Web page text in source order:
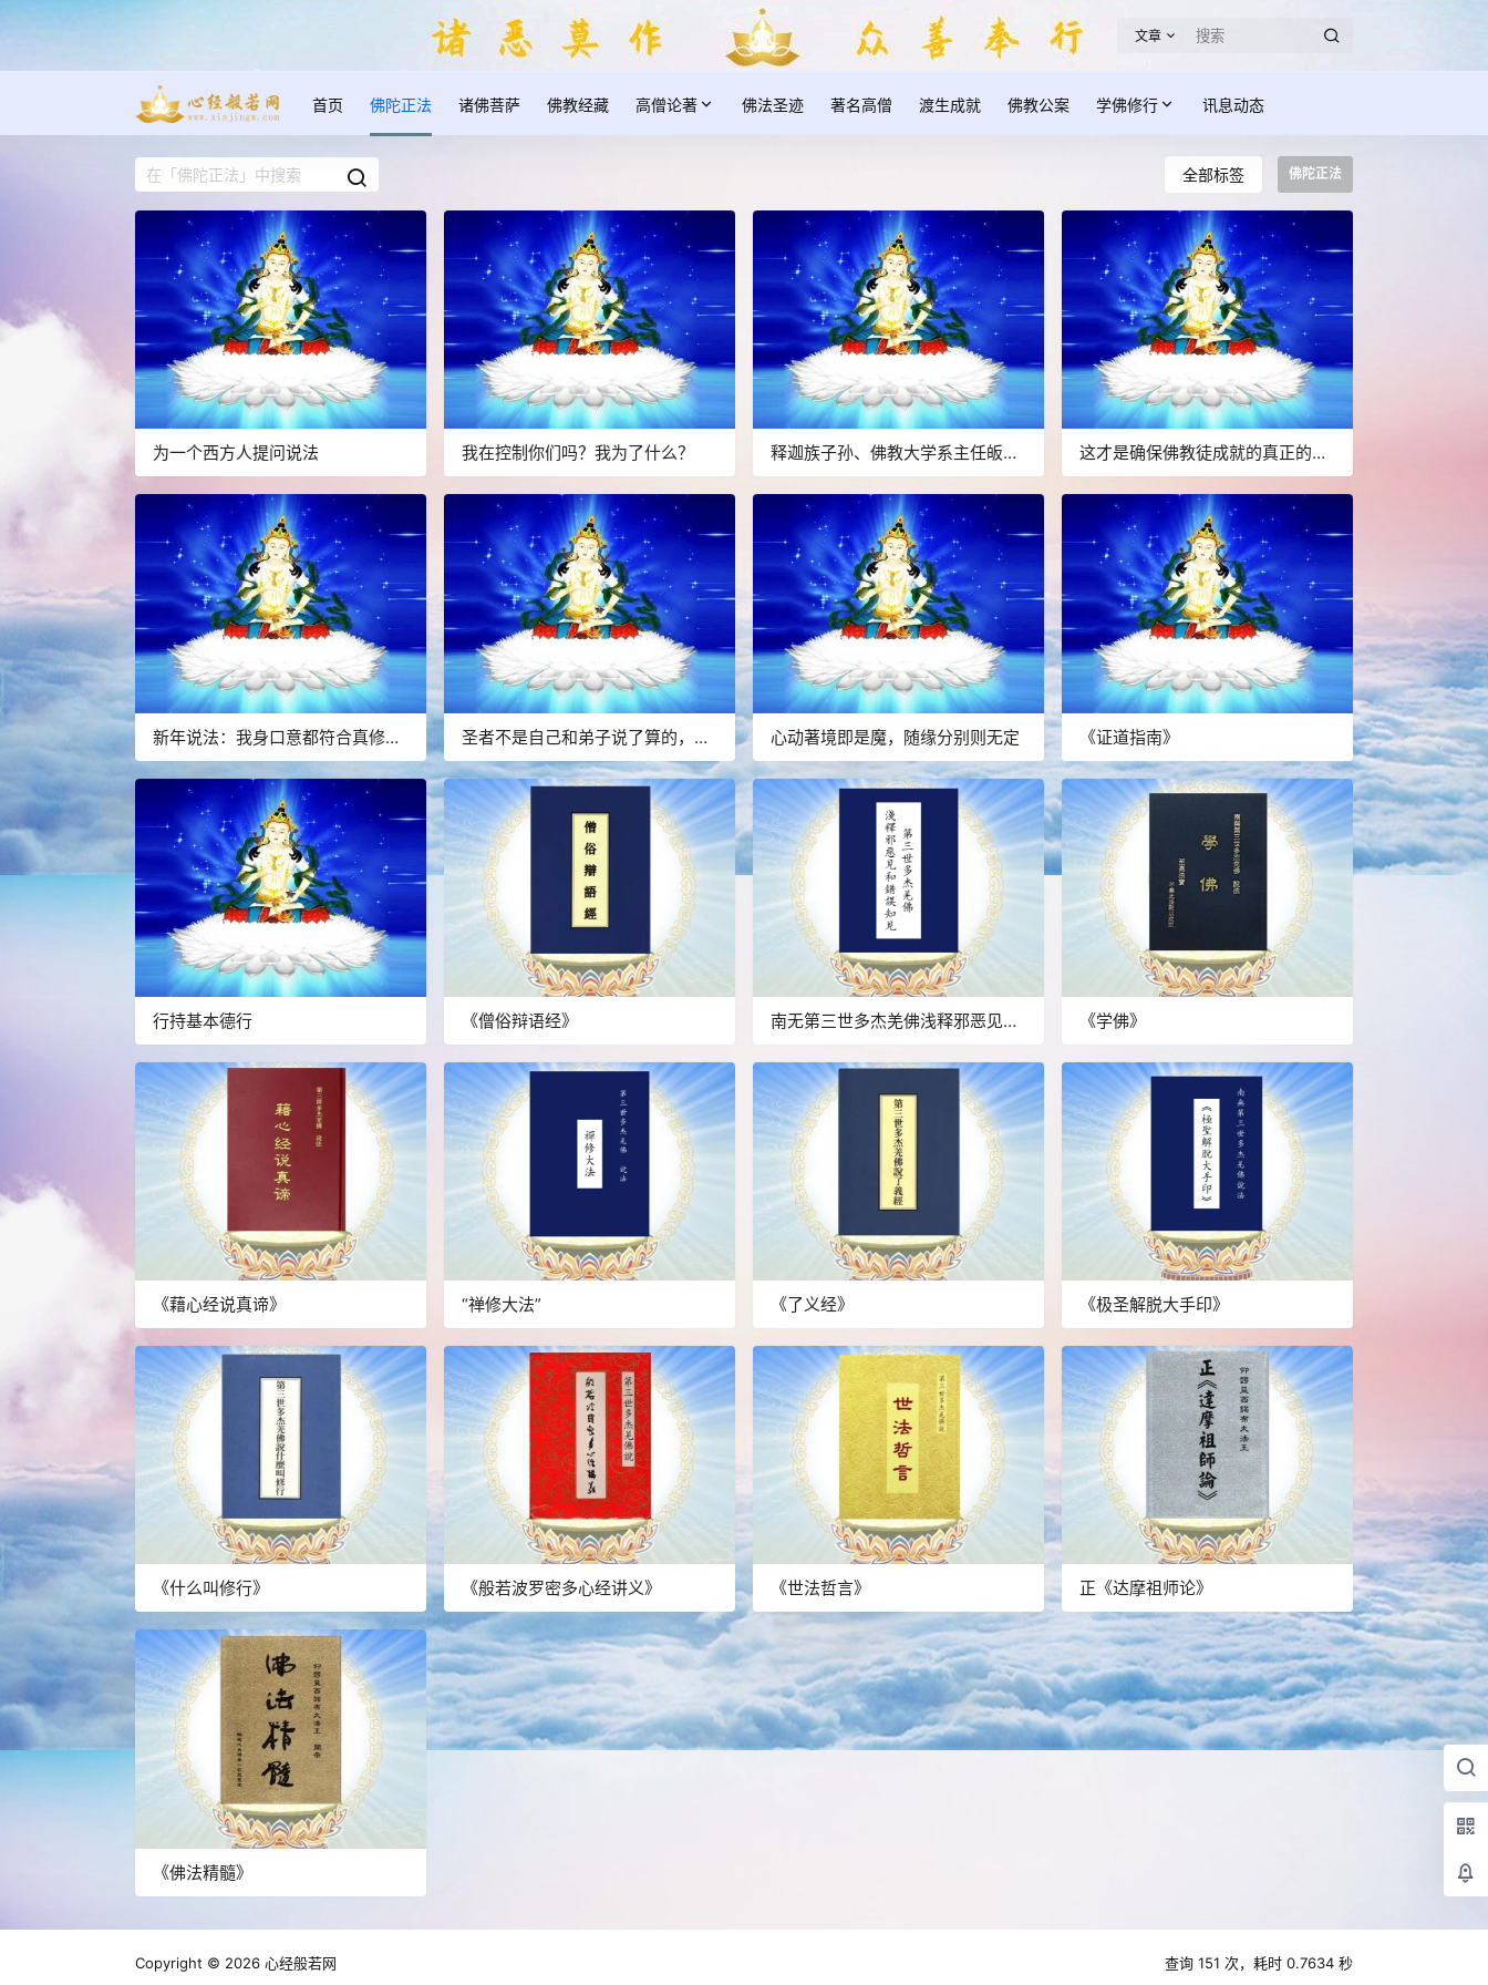
文章
首页 佛陀正法 诸佛菩萨 佛教经藏 高僧论著 佛法圣迹 著名高僧 渡生成就 佛教公案 学佛修行 讯息动态
全部标签 佛陀正法
为一个西方人提问说法 我在控制你们吗？我为了什么？
释迦族子孙、佛教大学系主任皈依
南无羌佛，佛应因缘说法
这才是确保佛教徒成就的真正的无
敌金刚法
新年说法：我身口意都符合真修行
吗？能成就解脱还是遭恶业苦果？
圣者不是自己和弟子说了算的，符
合考核印证，不是圣者也是圣者；
空洞佛学理论与真正的佛法是不同
的领域
心动著境即是魔，随缘分别则无定 《证道指南》
行持基本德行 《僧俗辩语经》
南无第三世多杰羌佛浅释邪恶见和
《学佛》
《藉心经说真谛》 “禅修大法” 《了义经》 《极圣解脱大手印》
《什么叫修行》 《般若波罗密多心经讲义》 《世法哲言》 正《达摩祖师论》
《佛法精髓》
Copyright © 2026 心经般若网 查询 151 次，耗时 0.7634 秒